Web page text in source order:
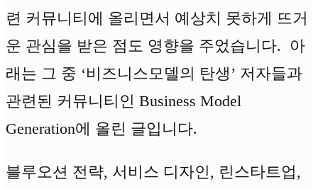
련 커뮤니티에 올리면서 예상치 못하게 뜨거
운 관심을 받은 점도 영향을 주었습니다. 아
래는 그 중 ‘비즈니스모델의 탄생’ 저자들과
관련된 커뮤니티인 Business Model
Generation에 올린 글입니다.
블루오션 전략, 서비스 디자인, 린스타트업,